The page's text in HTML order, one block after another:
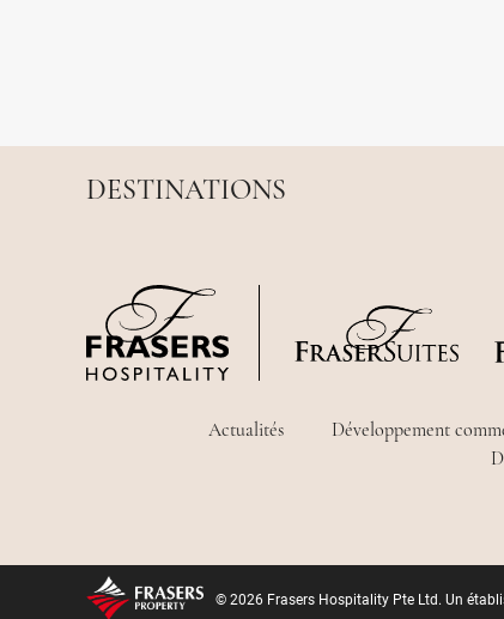
DESTINATIONS
Actualités Développement
© 2026 Frasers Hospitality Pte Ltd. Un